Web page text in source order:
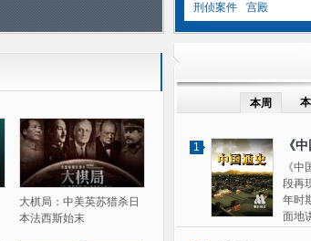
大棋局：中美英苏猎杀日
本法西斯始末
刑侦案件
宫殿
本周
1 《
《
段再
年时
面地